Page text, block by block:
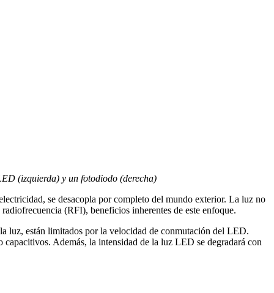
(izquierda) y un fotodiodo (derecha)
se desacopla por completo del mundo exterior. La luz no
(RFI), beneficios inherentes de este enfoque.
luz, están limitados por la velocidad de conmutación del LED.
Además, la intensidad de la luz LED se degradará con